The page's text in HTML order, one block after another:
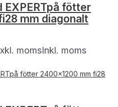
EXPERTpå fötter
mm diagonalt
momsInkl. moms